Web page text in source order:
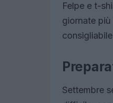
Felpe e t-
giornate più
Settembre